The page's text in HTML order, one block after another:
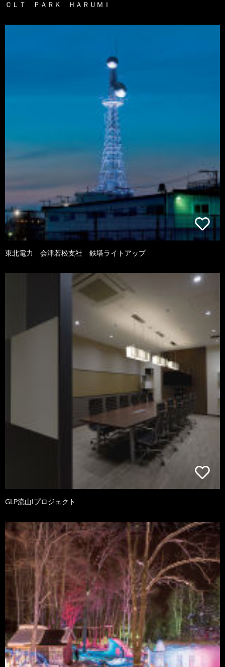
ＣＬＴ ＰＡＲＫ ＨＡＲＵＭＩ
東北電力 会津若松支社 鉄塔ライトアップ
GLP流山Ⅰプロジェクト